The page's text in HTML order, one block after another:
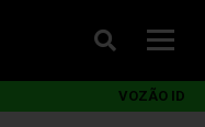
VOZÃO ID